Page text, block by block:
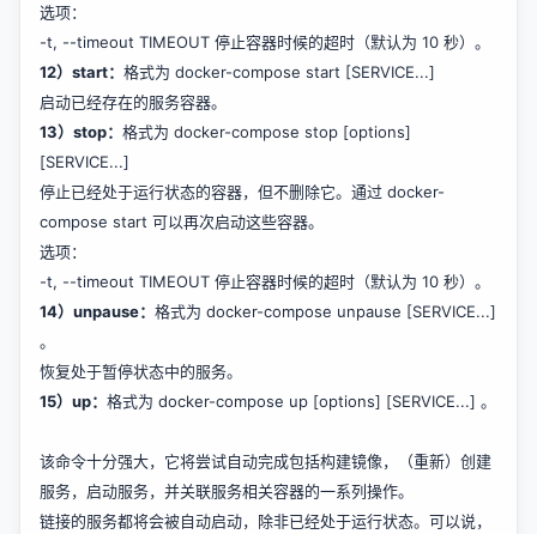
选项：
-t, --timeout TIMEOUT 停止容器时候的超时（默认为 10 秒）。
12）start： 格式为 docker-compose start [SERVICE...]
启动已经存在的服务容器。
13）stop： 格式为 docker-compose stop [options]
[SERVICE...]
停止已经处于运行状态的容器，但不删除它。通过 docker-
compose start 可以再次启动这些容器。
选项：
-t, --timeout TIMEOUT 停止容器时候的超时（默认为 10 秒）。
14）unpause： 格式为 docker-compose unpause [SERVICE...]
。
恢复处于暂停状态中的服务。
15）up： 格式为 docker-compose up [options] [SERVICE...] 。
该命令十分强大，它将尝试自动完成包括构建镜像，（重新）创建
服务，启动服务，并关联服务相关容器的一系列操作。
链接的服务都将会被自动启动，除非已经处于运行状态。可以说，